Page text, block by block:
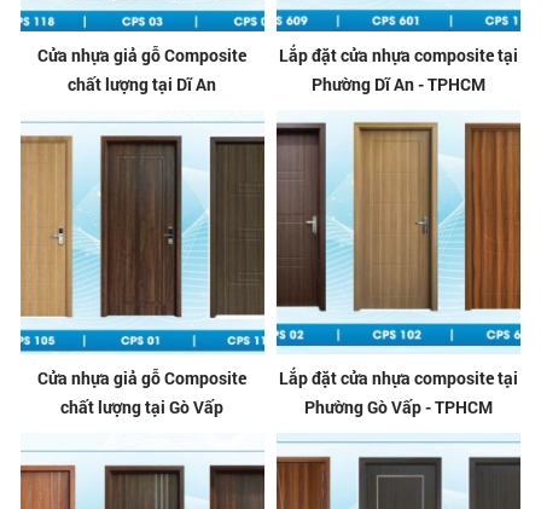
Cửa nhựa giả gỗ Composite
chất lượng tại Dĩ An
Lắp đặt cửa nhựa composite tại
Phường Dĩ An - TPHCM
Cửa nhựa giả gỗ Composite
chất lượng tại Gò Vấp
Lắp đặt cửa nhựa composite tại
Phường Gò Vấp - TPHCM